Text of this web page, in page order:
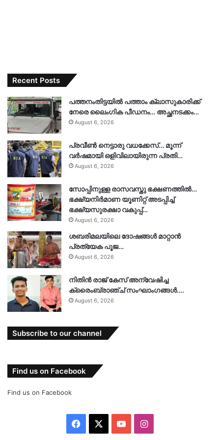
Recent Posts
പത്തനംതിട്ടയിൽ പത്താം ക്ലാസുകാരിക്ക്
നേരെ ലൈംഗിക പീഡനം… അച്ഛനടക്കം…
August 6, 2026
പ്രവീൺ നെട്ടാരു വധക്കേസ്… മൂന്ന്
വർഷമായി ഒളിവിലായിരുന്ന പ്രതി…
August 6, 2026
സോപ്പിനുള്ള രാസവസ്തു ഭക്ഷണത്തിൽ…
ഭക്ഷ്യനിർമാണ യൂണിറ്റ് അടപ്പിച്ച്
ഭക്ഷ്യസുരക്ഷാ വകുപ്പ്…
August 6, 2026
ശബരിമലയിലെ ദോഷങ്ങൾ മാറ്റാൻ
പ്രത്യേക പൂജ…
August 6, 2026
നിതിൻ രാജ് കേസ് അന്വേഷിച്ച
ക്രൈംബ്രാഞ്ച് സംഘാംഗങ്ങൾ….
August 6, 2026
Subscribe to our channel
Find us on Facebook
Find us on Facebook
Facebook YouTubeInstagram